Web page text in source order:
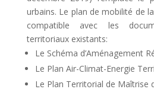
urbains. Le plan de mobilité de
compatible avec les
territoriaux existants:
Le Schéma d’Aménagement
Le Plan Air-Climat-Energie
Le Plan Territorial de Maîtrise